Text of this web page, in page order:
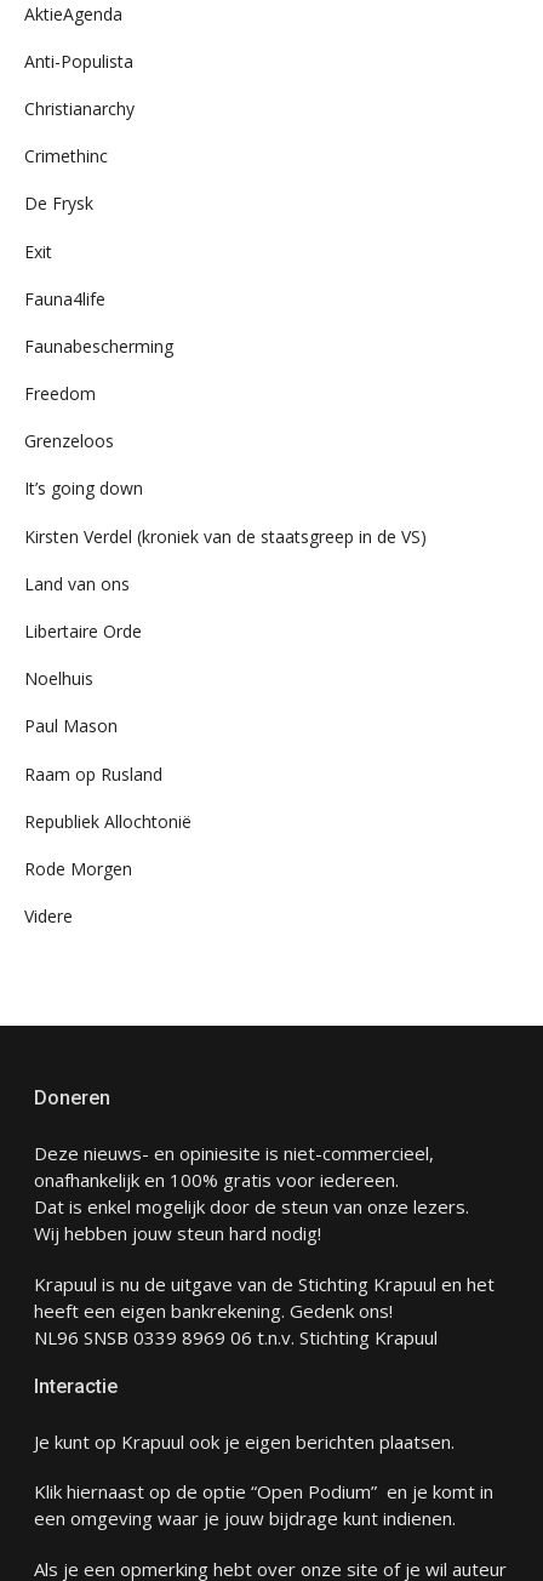
AktieAgenda
Anti-Populista
Christianarchy
Crimethinc
De Frysk
Exit
Fauna4life
Faunabescherming
Freedom
Grenzeloos
It’s going down
Kirsten Verdel (kroniek van de staatsgreep in de VS)
Land van ons
Libertaire Orde
Noelhuis
Paul Mason
Raam op Rusland
Republiek Allochtonië
Rode Morgen
Videre
Doneren
Deze nieuws- en opiniesite is niet-commercieel,
onafhankelijk en 100% gratis voor iedereen.
Dat is enkel mogelijk door de steun van onze lezers.
Wij hebben jouw steun hard nodig!
Krapuul is nu de uitgave van de Stichting Krapuul en het
heeft een eigen bankrekening. Gedenk ons!
NL96 SNSB 0339 8969 06 t.n.v. Stichting Krapuul
Interactie
Je kunt op Krapuul ook je eigen berichten plaatsen.
Klik hiernaast op de optie “Open Podium” en je komt in
een omgeving waar je jouw bijdrage kunt indienen.
Als je een opmerking hebt over onze site of je wil auteur